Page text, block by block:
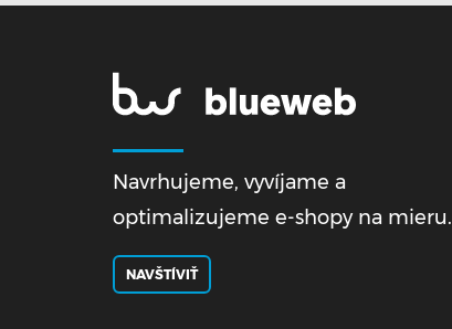
Navrhujeme, vyvíjame a
optimalizujeme e-shopy na mieru.
NAVŠTÍVIŤ